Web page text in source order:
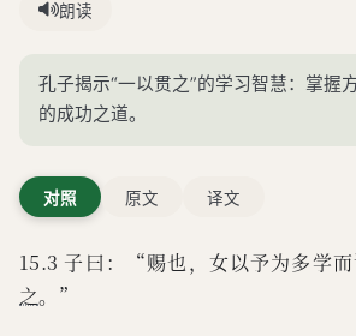
朗读
孔子揭示“一以贯之”的学习智慧：掌握
的成功之道。
对照 原文 译文
15.3 子曰：“赐也，女以予为多学
之。”